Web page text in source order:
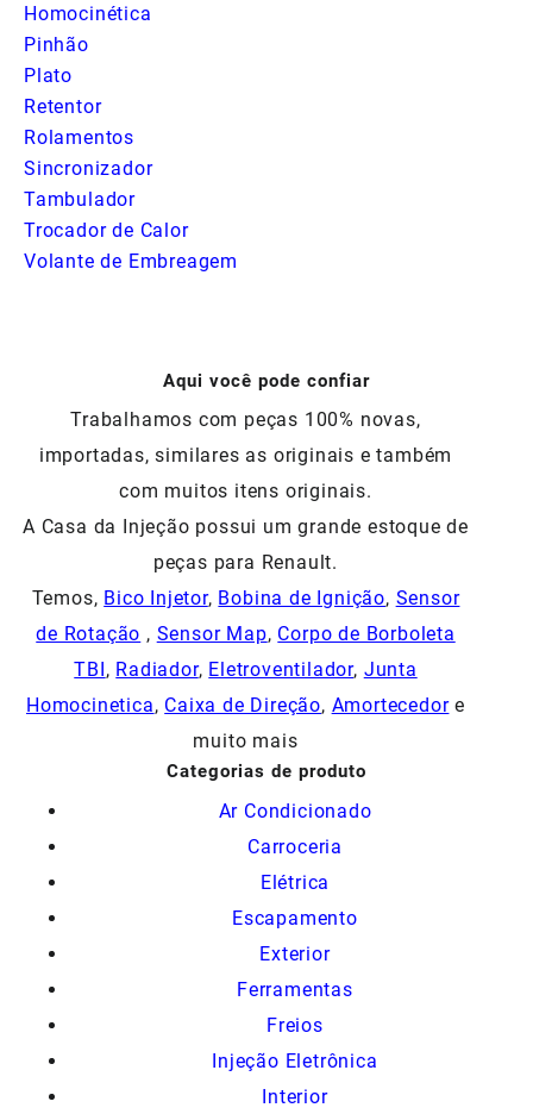
Homocinética
Pinhão
Plato
Retentor
Rolamentos
Sincronizador
Tambulador
Trocador de Calor
Volante de Embreagem
Aqui você pode confiar
Trabalhamos com peças 100% novas,
importadas, similares as originais e também
com muitos itens originais.
A Casa da Injeção possui um grande estoque de
peças para Renault.
Temos, Bico Injetor, Bobina de Ignição, Sensor
de Rotação , Sensor Map, Corpo de Borboleta
TBI, Radiador, Eletroventilador, Junta
Homocinetica, Caixa de Direção, Amortecedore
muito mais
Categorias de produto
Ar Condicionado
Carroceria
Elétrica
Escapamento
Exterior
Ferramentas
Freios
Injeção Eletrônica
Interior